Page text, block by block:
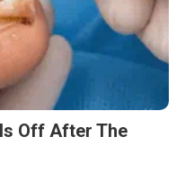
Off After The